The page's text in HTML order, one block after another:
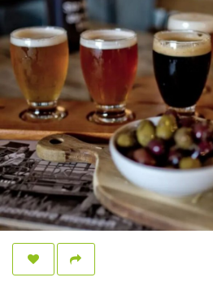
Information
A propos de Baarle
Histoire
Visit Baarle Shop
Bon d'achat Enclave
Événements
Manger
Boire
Dormir